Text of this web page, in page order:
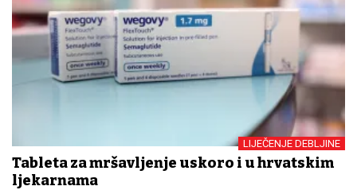
LIJEČENJE DEBLJINE
Tableta za mršavljenje uskoro i u hrvatskim
ljekarnama